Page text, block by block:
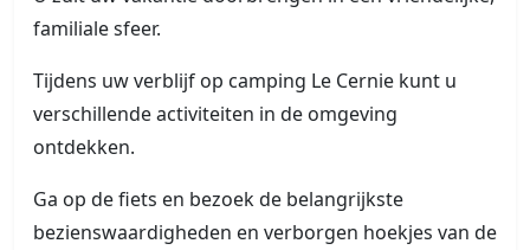
familiale sfeer.
Tijdens uw verblijf op camping Le Cernie kunt u
verschillende activiteiten in de omgeving
ontdekken.
Ga op de fiets en bezoek de belangrijkste
bezienswaardigheden en verborgen hoekjes van de